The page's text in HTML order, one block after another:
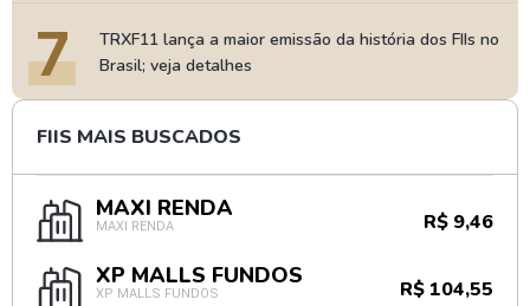
7
TRXF11 lança a maior emissão da história dos FIIs no
Brasil; veja detalhes
FIIS MAIS BUSCADOS
MAXI RENDA
MAXI RENDA R$ 9,46
XP MALLS FUNDOS
XP MALLS FUNDOS R$ 104,55